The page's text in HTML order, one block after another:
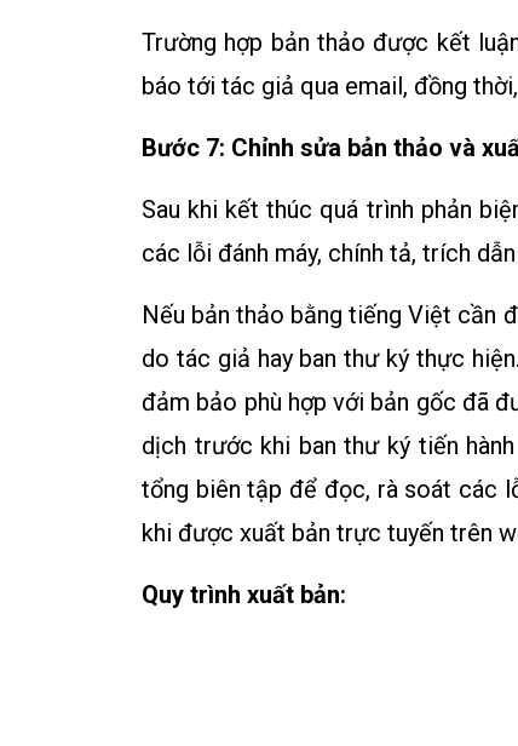
Trường hợp bản thảo được kết
báo tới tác giả qua email, đồng
Bước 7: Chỉnh sửa bản thảo và
Sau khi kết thúc quá trình phản
các lỗi đánh máy, chính tả, trích
Nếu bản thảo bằng tiếng Việt cần
do tác giả hay ban thư ký thực
đảm bảo phù hợp với bản gốc đã
dịch trước khi ban thư ký tiến
tổng biên tập để đọc, rà soát các
khi được xuất bản trực tuyến trên
Quy trình xuất bản: